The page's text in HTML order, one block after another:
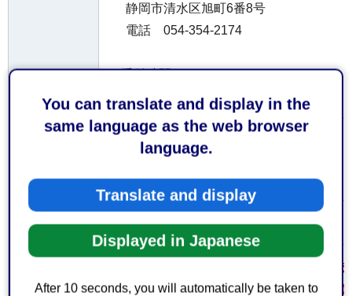
You can translate and display in the
same language as the web browser
language.
Translate and display
Displayed in Japanese
After 10 seconds, you will automatically be taken to
静岡市清水区旭町6番8号
電話 054-354-2174
○受付時間
平日午前8時30分から午後5時15分まで
くもの
費用 無料
・申請地が葵区・駿河区の場合、申請書
庁舎6階）、清水区の場合は土木事務所（